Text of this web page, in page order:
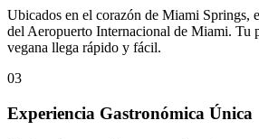
Ubicados en el corazón de Miami Springs,
del Aeropuerto Internacional de Miami. Tu
vegana llega rápido y fácil.
03
Experiencia Gastronómica Única